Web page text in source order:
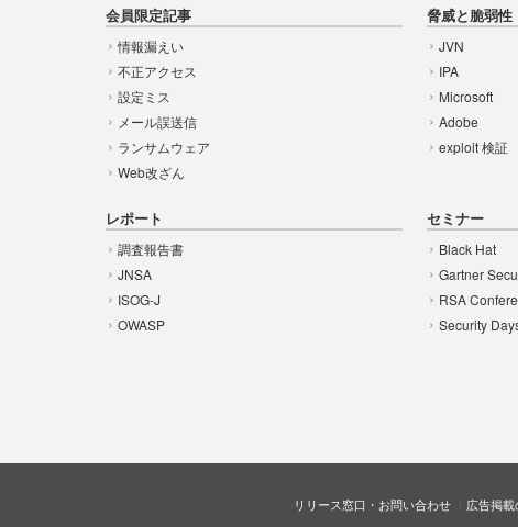
会員限定記事
情報漏えい
不正アクセス
設定ミス
メール誤送信
ランサムウェア
Web改ざん
脅威と脆弱性
JVN
IPA
Microsoft
Adobe
exploit 検証
レポート
調査報告書
JNSA
ISOG-J
OWASP
セミナー
Black Hat
Gartner
RSA
Security
リリース窓口・お問い合わせ 広告掲